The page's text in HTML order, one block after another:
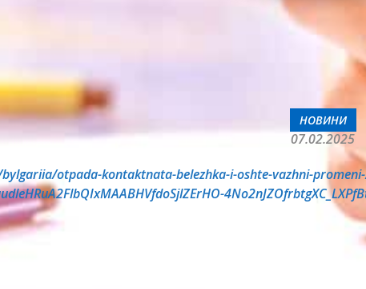
НОВИНИ
07.02.2025
otpada-kontaktnata-belezhka-i-oshte-vazhni-